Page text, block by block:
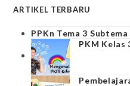
ARTIKEL TERBARU
PPKn Tema 3
PKM Kelas